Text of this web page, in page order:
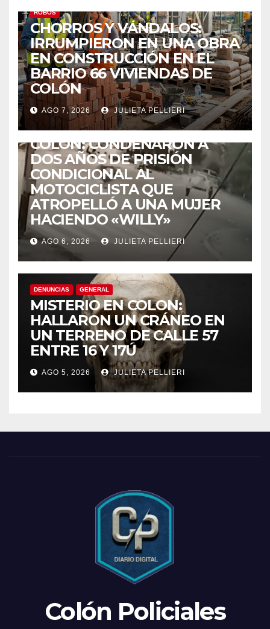
ROBOS
CHORROS Y VÁNDALOS:
IRRUMPIERON EN UNA OBRA
EN CONSTRUCCIÓN EN EL
BARRIO 66 VIVIENDAS DE
COLÓN
AGO 7, 2026 JULIETA PELLIERI
COLÓN: CONDENARON A
DOS AÑOS DE PRISIÓN
CONDICIONAL AL
MOTOCICLISTA QUE
ATROPELLÓ A UNA MUJER
HACIENDO «WILLY»
AGO 6, 2026 JULIETA PELLIERI
DENUNCIAS GENERAL
MISTERIO EN COLON:
HALLARON UN CRÁNEO EN
UN TERRENO DE CALLE 57
ENTRE 16 Y 17Ú
AGO 5, 2026 JULIETA PELLIERI
Colón Policiales